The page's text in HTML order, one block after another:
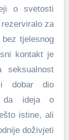
o svetosti
za
tjelesnog
kontakt je
i dobar dio
da ideja o
istine, ali
doživjeti